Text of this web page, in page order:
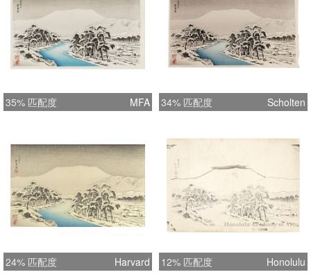
35% 匹配度 MFA 34% 匹配度 Scholten
24% 匹配度 Harvard 12% 匹配度 Honolulu